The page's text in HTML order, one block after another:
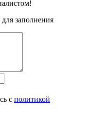
заполнения
с политикой